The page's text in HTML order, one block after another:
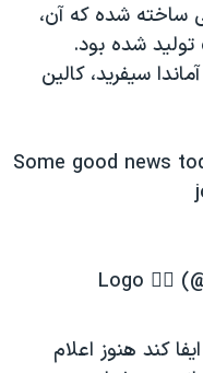
ساخته شده که آن،
تولید شده بود.
سیفرید، کالین
Some good news
کند هنوز اعلام